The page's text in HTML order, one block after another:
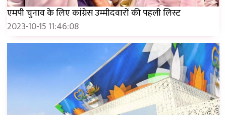
एमपी चुनाव के लिए कांग्रेस उम्मीदवारों की पहली लिस्ट
2023-10-15 11:46:08